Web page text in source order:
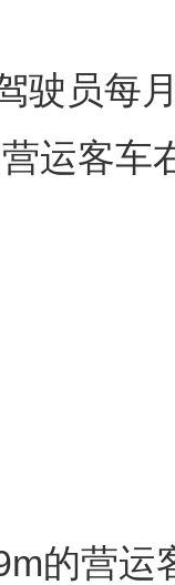
驶员每
运客车
的营